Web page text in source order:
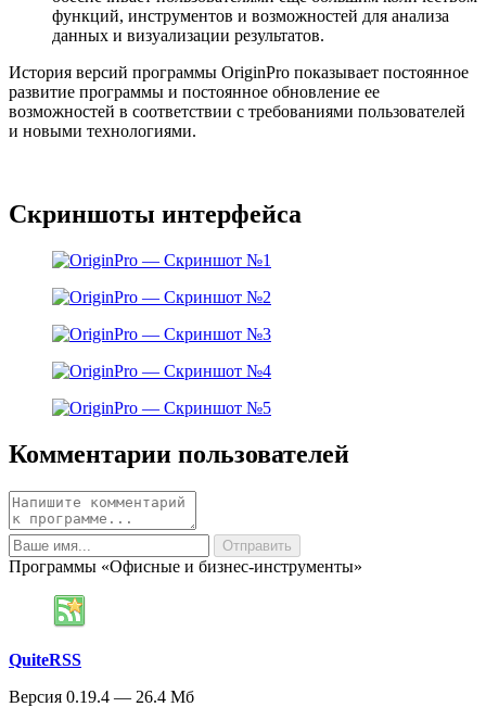
функций, инструментов и возможностей для анализа
данных и визуализации результатов.
История версий программы OriginPro показывает постоянное
развитие программы и постоянное обновление ее
возможностей в соответствии с требованиями пользователей
и новыми технологиями.
Скриншоты интерфейса
Комментарии пользователей
Программы «Офисные и бизнес-инструменты»
QuiteRSS
Версия 0.19.4 — 26.4 Мб